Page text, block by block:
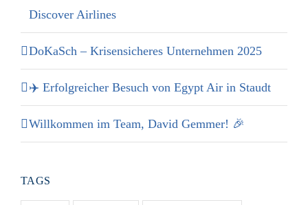
Discover Airlines
DoKaSch – Krisensicheres Unternehmen 2025
✈️ Erfolgreicher Besuch von Egypt Air in Staudt
Willkommen im Team, David Gemmer! 🎉
TAGS